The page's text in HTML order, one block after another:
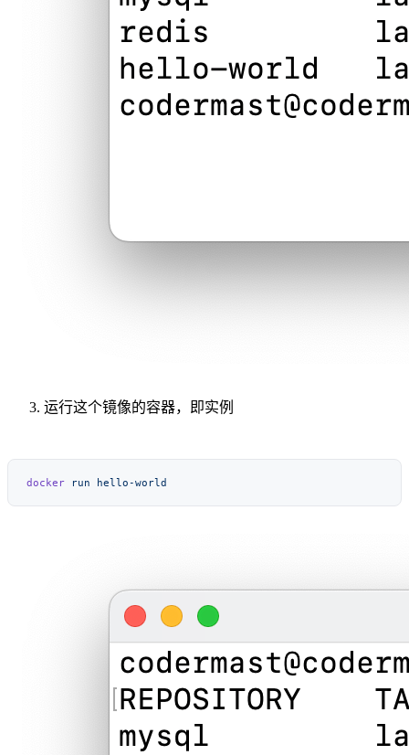
运行这个镜像的容器，即实例
docker run